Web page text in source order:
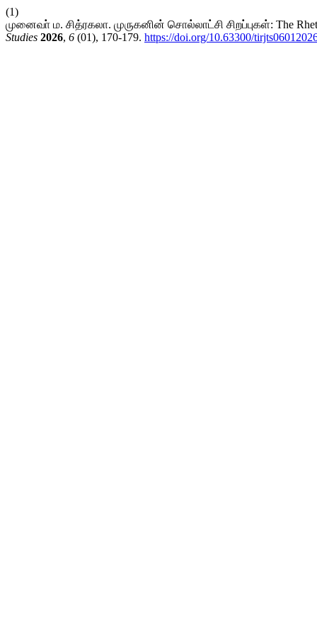
(1)
முனைவா் ம. சித்ரகலா. முருகனின் சொல்லாட்சி சிறப்புகள்: The
Studies 2026, 6 (01), 170-179. https://doi.org/10.63300/